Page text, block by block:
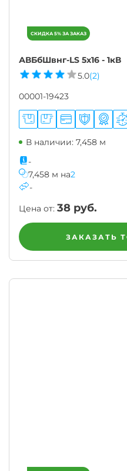
АВБбШвнг-LS 5х16 - 1кВ
5.0(2)
00001-19423
В наличии: 7,458 м
-
7,458 м на2
-
Цена от: 38 руб.
ЗАКАЗАТЬ